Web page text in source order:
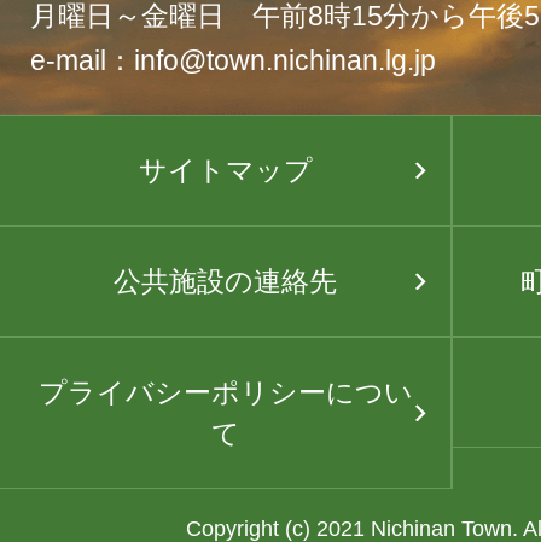
月曜日～金曜日 午前8時15分から午後
e-mail：info@town.nichinan.lg.jp
サイトマップ
公共施設の連絡先
プライバシーポリシーについ
て
Copyright (c) 2021 Nichinan Town.